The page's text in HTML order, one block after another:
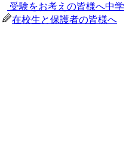
受験をお考えの皆様へ中学
在校生と保護者の皆様へ